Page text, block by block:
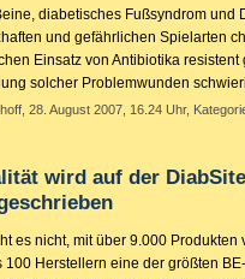
diabetisches Fußsyndrom und
und gefährlichen Spielarten
Einsatz von Antibiotika
solcher Problemwunden
28. August 2007, 16.24 Uhr,
wird auf der
es nicht, mit über 9.000 Produkten
100 Herstellern eine der größten BE-